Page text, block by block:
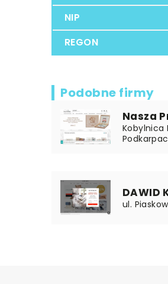
NIP
REGON
Podobne firmy
Nasza
Kobylnica
DAWID
ul.